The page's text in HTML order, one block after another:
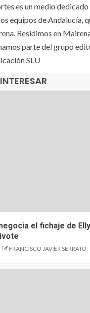
es un medio
equipos de Andalucía,
Residimos en
parte del grupo
SLU
el fichaje de
FRANCISCO JAVIER SERRATO